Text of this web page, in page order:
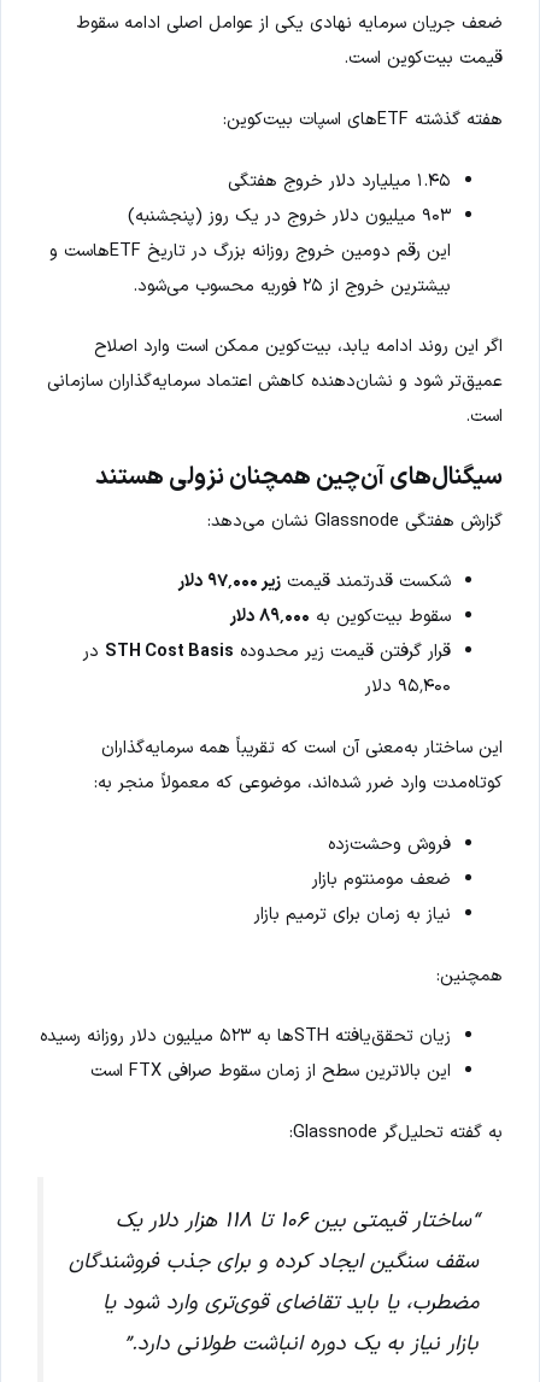
ضعف جریان سرمایه نهادی یکی از عوامل اصلی ادامه سقوط
قیمت بیت‌کوین است.
هفته گذشته ETFهای اسپات بیت‌کوین:
۱.۴۵ میلیارد دلار خروج هفتگی
۹۰۳ میلیون دلار خروج در یک روز (پنجشنبه)
این رقم دومین خروج روزانه بزرگ در تاریخ ETFهاست و
بیشترین خروج از ۲۵ فوریه محسوب می‌شود.
اگر این روند ادامه یابد، بیت‌کوین ممکن است وارد اصلاح
عمیق‌تر شود و نشان‌دهنده کاهش اعتماد سرمایه‌گذاران سازمانی
است.
سیگنال‌های آن‌چین همچنان نزولی هستند
گزارش هفتگی Glassnode نشان می‌دهد:
شکست قدرتمند قیمتزیر ۹۷٬۰۰۰ دلار
سقوط بیت‌کوین به ۸۹٬۰۰۰ دلار
قرار گرفتن قیمت زیر محدوده STH Cost Basis در
۹۵٬۴۰۰ دلار
این ساختار به‌معنی آن است که تقریباً همه سرمایه‌گذاران
کوتاه‌مدت وارد ضرر شده‌اند، موضوعی که معمولاً منجر به:
فروش وحشت‌زده
ضعف مومنتوم بازار
نیاز به زمان برای ترمیم بازار
همچنین:
زیان تحقق‌یافته STHها به ۵۲۳ میلیون دلار روزانه رسیده
این بالاترین سطح از زمان سقوط صرافی FTX است
به گفته تحلیل‌گر Glassnode:
“ساختار قیمتی بین ۱۰۶ تا ۱۱۸ هزار دلار یک
سقف سنگین ایجاد کرده و برای جذب فروشندگان
مضطرب، یا باید تقاضای قوی‌تری وارد شود یا
بازار نیاز به یک دوره انباشت طولانی دارد.”